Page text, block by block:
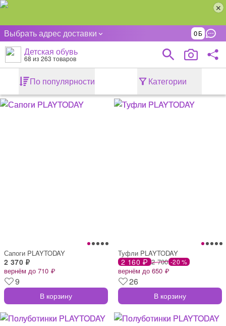
Выбрать адрес доставки 0
Детская обувь
68 из 263 товаров
По популярности Категории
Сапоги PLAYTODAY
2 370 ₽
вернём до 710 ₽
9
В корзину
Туфли PLAYTODAY
2 160 ₽ 2 700 -20 %
вернём до 650 ₽
26
В корзину